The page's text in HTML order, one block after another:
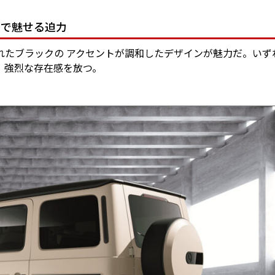
魅せる迫力
ブラックの アクセントが調和したデザインが魅力だ。いず
烈な存在感を放つ。